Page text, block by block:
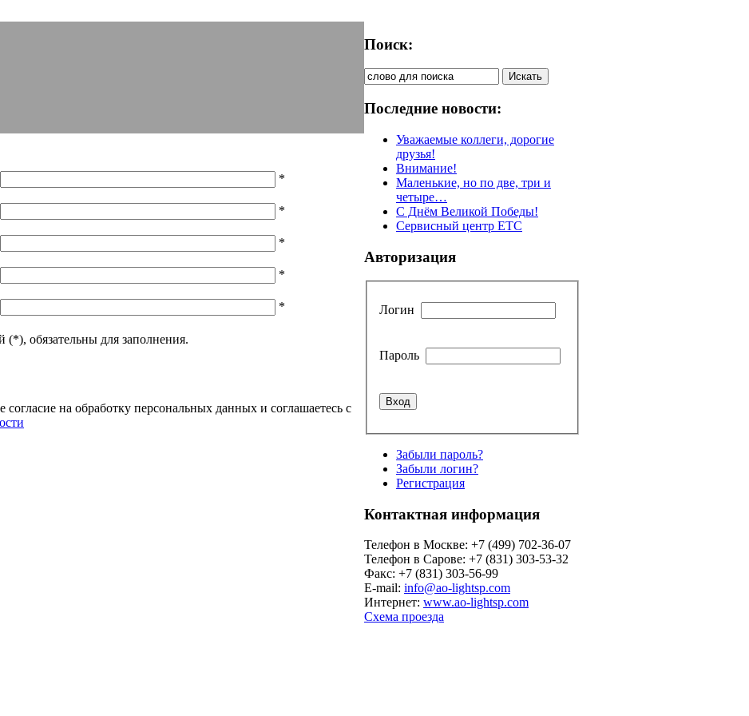
*
*
*
*
*
(*), обязательны для заполнения.
на обработку персональных данных и соглашаетесь с
Поиск:
Последние новости:
Уважаемые коллеги, дорогие
друзья!
Внимание!
Маленькие, но по две, три и
четыре…
С Днём Великой Победы!
Сервисный центр ETC
Авторизация
Логин
Пароль
Забыли пароль?
Забыли логин?
Регистрация
Контактная информация
Телефон в Москве: +7 (499) 702-36-07
Телефон в Сарове: +7 (831) 303-53-32
Факс: +7 (831) 303-56-99
E-mail: info@ao-lightsp.com
Интернет: www.ao-lightsp.com
Схема проезда